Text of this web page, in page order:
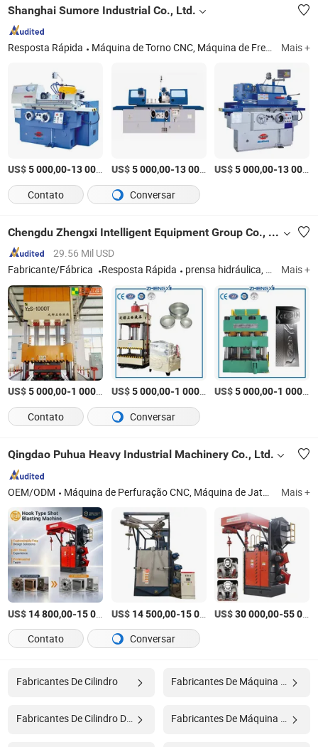
Shanghai Sumore Industrial Co., Ltd.
Resposta Rápida Máquina de Torno CNC, Máquina de Fresagem CNC, Máquina de Torno Manual, Máquina de Fresagem Manual, Centro de Usinagem, Serra de Fita, Retificadora de Superfície, Máquina de Dobra, Máquina de Corte a Laser CNC Mais +
US$5 000,00-13 000,00 /set
US$5 000,00-13 000,00 /Conjunto
US$5 000,00-13 000,00
Contato Conversar
Chengdu Zhengxi Intelligent Equipment Group Co., Ltd.
29.56 Mil USD
Fabricante/Fábrica
Resposta Rápida prensa hidráulica, máquina de prensa hidráulica, prensa de moldagem composta, prensa de estampagem profunda, prensa de forjamento hidráulico, prensa de moldes de peças de interior automotivo Mais +
US$5 000,00-1 000 000,00 /set
US$5 000,00-1 000 000,00 /set
US$5 000,00-1 000 000,00
Contato Conversar
Qingdao Puhua Heavy Industrial Machinery Co., Ltd.
OEM/ODM Máquina de Perfuração CNC, Máquina de Jateamento de Areia, Máquina CNC, Máquina de Jateamento, Prensa de Perfuração CNC, Cabines de Jateamento de Areia, Máquina de Jateamento por Rodas, Prensa de Canto CNC, Equipamento de Jateamento, Equipamento de Limpeza Mais +
US$ 14 800,00-15 000,00 /Peça
US$ 14 500,00-15 000,00 /Peça
US$30 000,00-55 000,00
Contato Conversar
Fabricantes De Cilindro
Fabricantes De Cilindro De Ar